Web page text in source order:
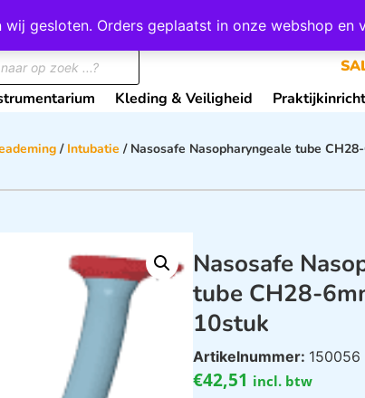
gesloten. Orders geplaatst in onze webshop
Kleding & Veiligheid
/ Intubatie / Nasosafe Nasopharyngeale tube
Nasosafe
tube CH28-
10stuk
Artikelnummer: 150056
€42,51 incl. btw